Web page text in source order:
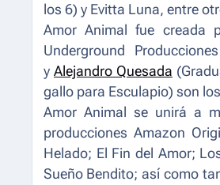
los 6) y Evitta Luna, entre
Amor Animal fue creada
Underground
y Alejandro Quesada (
gallo para Esculapio) son
Amor Animal se unirá a
producciones Amazon
Helado; El Fin del Amor;
Sueño Bendito; así como